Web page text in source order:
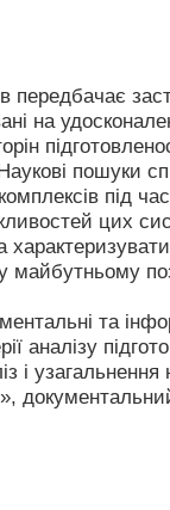
передбачає
на
пошуки
під
цих
майбутньому
та
аналізу
і